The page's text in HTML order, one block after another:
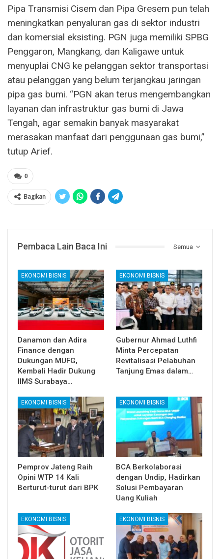
Pipa Transmisi Cisem dan Pipa Gresem pun telah
meningkatkan penyaluran gas di sektor industri
dan komersial eksisting. PGN juga memiliki SPBG
Penggaron, Mangkang, dan Kaligawe untuk
menyuplai CNG ke pelanggan sektor transportasi
atau pelanggan yang belum terjangkau jaringan
pipa gas bumi. “PGN akan terus mengembangkan
layanan dan infrastruktur gas bumi di Jawa
Tengah, agar semakin banyak masyarakat
merasakan manfaat dari penggunaan gas bumi,”
tutup Arief.
0
Bagikan
Semua
Pembaca Lain Baca Ini
EKONOMI BISNIS
Danamon dan Adira
Finance dengan
Dukungan MUFG,
Kembali Hadir Dukung
IIMS Surabaya…
EKONOMI BISNIS
Gubernur Ahmad Luthfi
Minta Percepatan
Revitalisasi Pelabuhan
Tanjung Emas dalam…
EKONOMI BISNIS
Pemprov Jateng Raih
Opini WTP 14 Kali
Berturut-turut dari BPK
EKONOMI BISNIS
BCA Berkolaborasi
dengan Undip, Hadirkan
Solusi Pembayaran
Uang Kuliah
EKONOMI BISNIS EKONOMI BISNIS